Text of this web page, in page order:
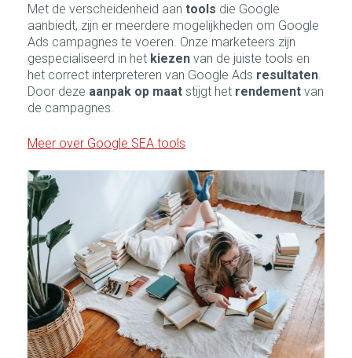
Met de verscheidenheid aan tools die Google
aanbiedt, zijn er meerdere mogelijkheden om Google
Ads campagnes te voeren. Onze marketeers zijn
gespecialiseerd in het kiezen van de juiste tools en
het correct interpreteren van Google Ads resultaten
Door deze aanpak op maat stijgt het rendement van
de campagnes.
Meer over Google SEA tools